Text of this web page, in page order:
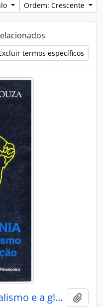
Ordem: Crescente
termos específicos
A Amazônia o neoliberalismo e a globalização: da conquista e posse ao monopólio do capital financeiro.